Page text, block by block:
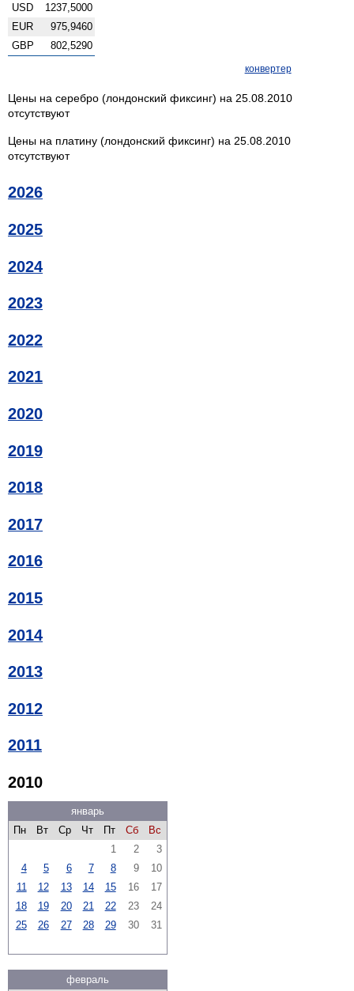
USD
1237,5000
EUR
975,9460
GBP
802,5290
конвертер
Цены на серебро (лондонский фиксинг) на 25.08.2010
отсутствуют
Цены на платину (лондонский фиксинг) на 25.08.2010
отсутствуют
2026
2025
2024
2023
2022
2021
2020
2019
2018
2017
2016
2015
2014
2013
2012
2011
2010
январь
Пн
Вт Ср Чт Пт Сб
Вс
1
2
3
4
5 6 7 8 9
10
11
12 13 14 15 16
17
18
19 20 21 22 23
24
25
26 27 28 29 30 31
февраль